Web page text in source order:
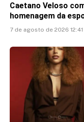
Caetano Veloso
homenagem da
7 de agosto de 2026 12:41